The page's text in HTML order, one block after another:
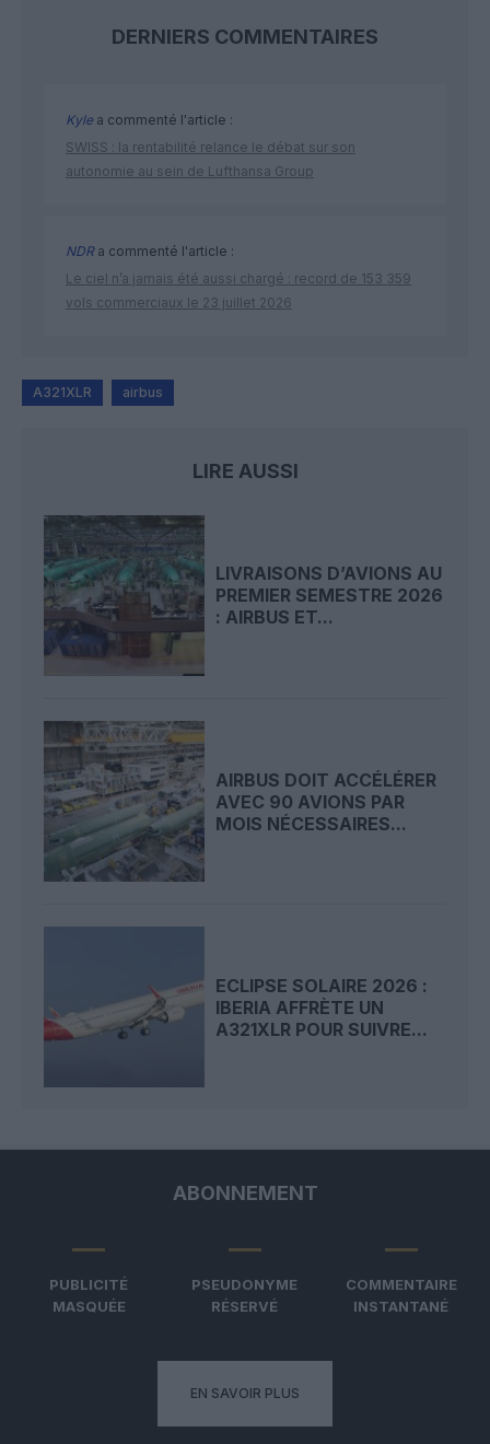
DERNIERS COMMENTAIRES
Kylea commenté l'article :
SWISS : la rentabilité relance le débat sur son
autonomie au sein de Lufthansa Group
NDRa commenté l'article :
Le ciel n’a jamais été aussi chargé : record de 153 359
vols commerciaux le 23 juillet 2026
A321XLR airbus
LIRE AUSSI
LIVRAISONS D’AVIONS AU
PREMIER SEMESTRE 2026
: AIRBUS ET...
AIRBUS DOIT ACCÉLÉRER
AVEC 90 AVIONS PAR
MOIS NÉCESSAIRES...
ECLIPSE SOLAIRE 2026 :
IBERIA AFFRÈTE UN
A321XLR POUR SUIVRE...
ABONNEMENT
PUBLICITÉ
MASQUÉE
PSEUDONYME
RÉSERVÉ
COMMENTAIRE
INSTANTANÉ
EN SAVOIR PLUS